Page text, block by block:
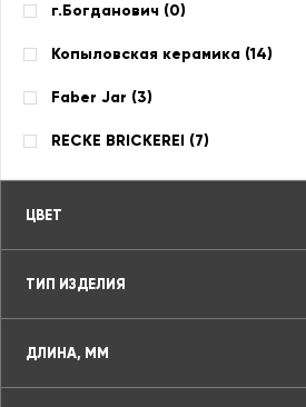
г.Богданович (0)
Копыловская керамика (14)
Faber Jar (3)
RECKE BRICKEREI (7)
ЦВЕТ
ТИП ИЗДЕЛИЯ
ДЛИНА, ММ